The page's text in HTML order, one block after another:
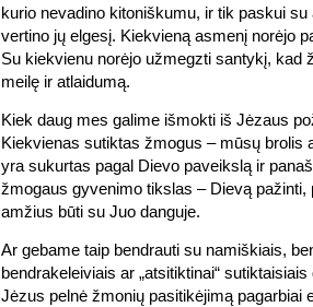
kurio nevadino kitoniškumu, ir tik paskui su
vertino jų elgesį. Kiekvieną asmenį norėjo
Su kiekvienu norėjo užmegzti santykį, kad
meilę ir atlaidumą.
Kiek daug mes galime išmokti iš Jėzaus
Kiekvienas sutiktas žmogus – mūsų brolis
yra sukurtas pagal Dievo paveikslą ir
žmogaus gyvenimo tikslas – Dievą pažinti,
amžius būti su Juo danguje.
Ar gebame taip bendrauti su namiškiais,
bendrakeleiviais ar „atsitiktinai“
Jėzus pelnė žmonių pasitikėjimą pagarbiai